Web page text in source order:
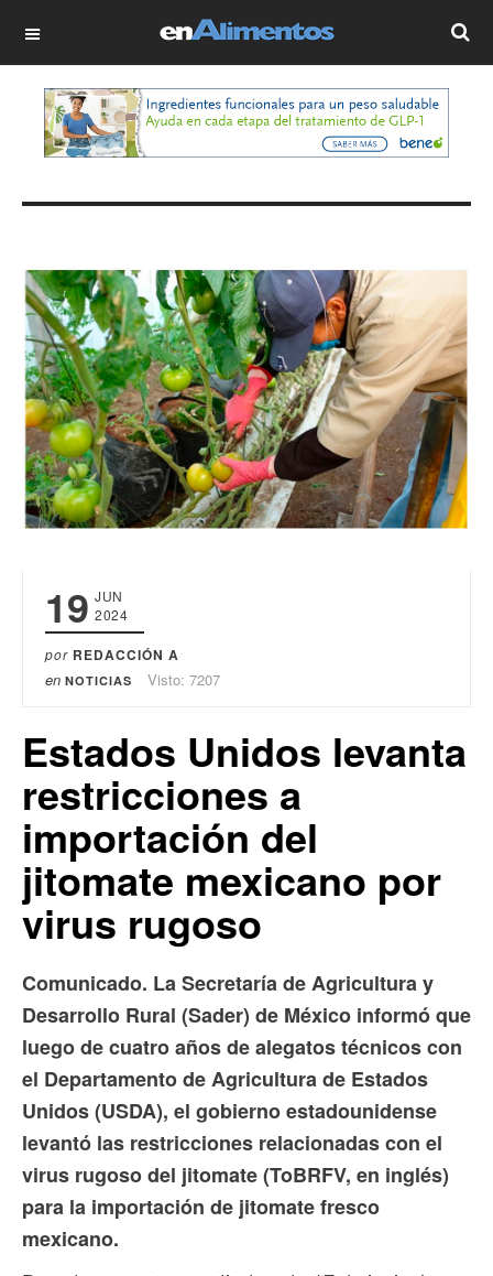
OFF CANVAS
19 JUN
2024
por REDACCIÓN A
en NOTICIAS Visto: 7207
Estados Unidos levanta
restricciones a
importación del
jitomate mexicano por
virus rugoso
Comunicado. La Secretaría de Agricultura y
Desarrollo Rural (Sader) de México informó que
luego de cuatro años de alegatos técnicos con
el Departamento de Agricultura de Estados
Unidos (USDA), el gobierno estadounidense
levantó las restricciones relacionadas con el
virus rugoso del jitomate (ToBRFV, en inglés)
para la importación de jitomate fresco
mexicano.